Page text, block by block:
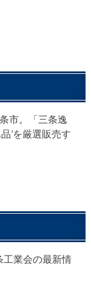
市。「三条逸
’を厳選販売す
工業会の最新情